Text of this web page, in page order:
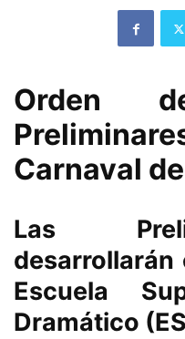
Orden
Carnaval
Las
desarrollarán
Escuela
Dramático